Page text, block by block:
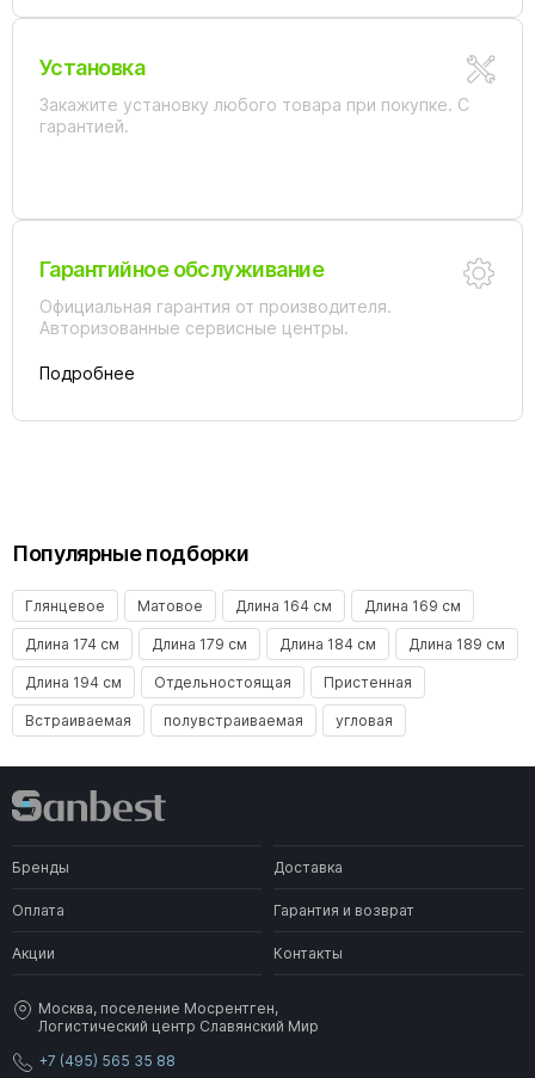
Установка
Закажите установку любого товара при покупке. С
гарантией.
Гарантийное обслуживание
Официальная гарантия от производителя.
Авторизованные сервисные центры.
Подробнее
Популярные подборки
Глянцевое Матовое Длина 164 см Длина 169 см
Длина 174 см Длина 179 см Длина 184 см Длина 189 см
Длина 194 см Отдельностоящая Пристенная
Встраиваемая полувстраиваемая угловая
Бренды Доставка
Оплата Гарантия и возврат
Акции Контакты
Москва, поселение Мосрентген,
Логистический центр Славянский Мир
+7 (495) 565 35 88